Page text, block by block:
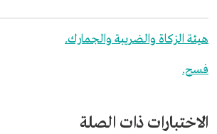
هيئة الزكاة والضريبة والجمارك.
فسح.
الاختبارات ذات الصلة